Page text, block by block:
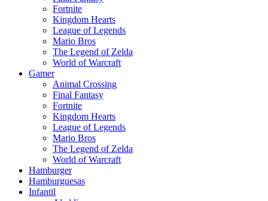
Fortnite
Kingdom Hearts
League of Legends
Mario Bros
The Legend of Zelda
World of Warcraft
Gamer
Animal Crossing
Final Fantasy
Fortnite
Kingdom Hearts
League of Legends
Mario Bros
The Legend of Zelda
World of Warcraft
Hamburger
Hamburguesas
Infantil